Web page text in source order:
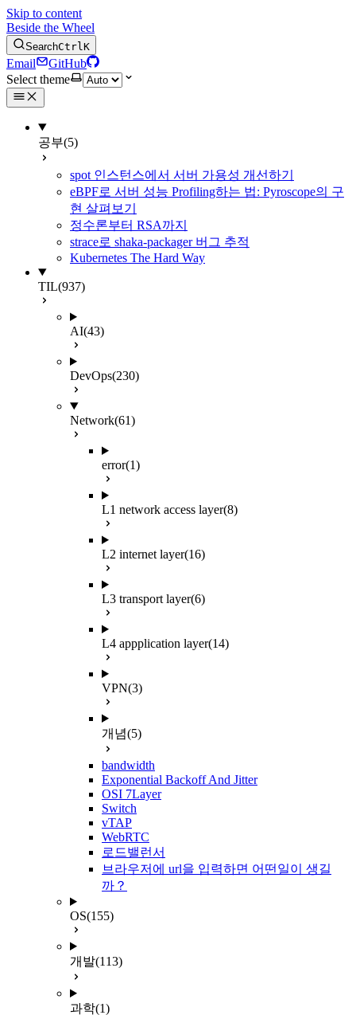
Skip to content
Beside the Wheel
SearchCtrlK
Email
GitHub
Select theme
공부(5)
spot 인스턴스에서 서버 가용성 개선하기
eBPF로 서버 성능 Profiling하는 법: Pyroscope의 구
현 살펴보기
정수론부터 RSA까지
strace로 shaka-packager 버그 추적
Kubernetes The Hard Way
TIL(937)
AI(43)
DevOps(230)
Network(61)
error(1)
L1 network access layer(8)
L2 internet layer(16)
L3 transport layer(6)
L4 appplication layer(14)
VPN(3)
개념(5)
bandwidth
Exponential Backoff And Jitter
OSI 7Layer
Switch
vTAP
WebRTC
로드밸런서
브라우저에 url을 입력하면 어떤일이 생길
까？
OS(155)
개발(113)
과학(1)